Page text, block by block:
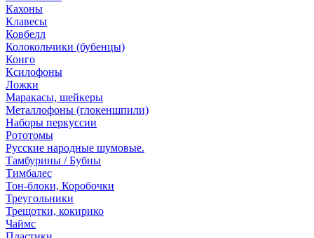
Кахоны
Клавесы
Ковбелл
Колокольчики (бубенцы)
Конго
Ксилофоны
Ложки
Маракасы, шейкеры
Металлофоны (глокеншпили)
Наборы перкуссии
Рототомы
Русские народные шумовые.
Тамбурины / Бубны
Тимбалес
Тон-блоки, Коробочки
Треугольники
Трещотки, кокирико
Чаймс